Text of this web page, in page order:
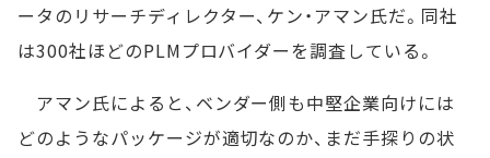
ータのリサーチディレクター、ケン・アマン氏だ。同社
は300社ほどのPLMプロバイダーを調査している。
アマン氏によると、ベンダー側も中堅企業向けには
どのようなパッケージが適切なのか、まだ手探りの状